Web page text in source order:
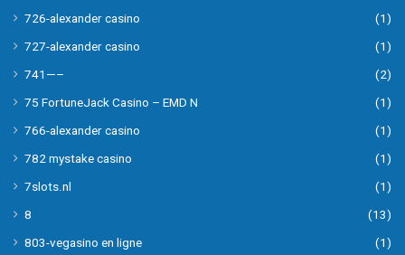
726-alexander casino
(1)
727-alexander casino
(1)
741—–
(2)
75 FortuneJack Casino – EMD N
(1)
766-alexander casino
(1)
782 mystake casino
(1)
7slots.nl
(1)
8
(13)
803-vegasino en ligne
(1)